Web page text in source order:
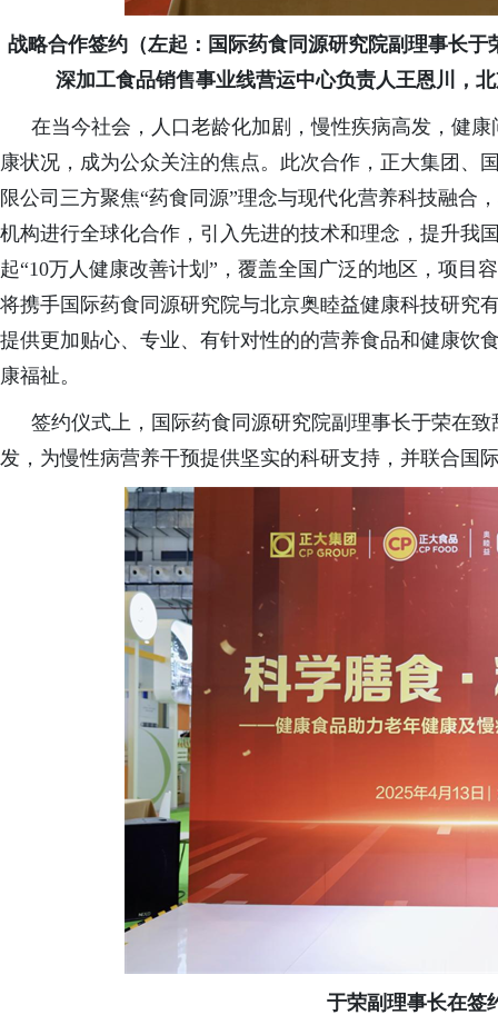
战略合作签约 （左起： 国际药食同源研究院副理事长于
深加工食品销售事业线营运中心负责人王恩川 ，
在当今社会，人口老龄化加剧，慢性疾病高发，健
康状况，成为公众关注的焦点。此次合作，正大集团、
限公司三方聚焦“药食同源”理念与现代化营养科技融合
机构进行全球化合作，引入先进的技术和理念，提升我
起“10万人健康改善计划”，覆盖全国广泛的地区， 项目
将携手国际药食同源研究院与北京奥睦益健康科技研究
提供更加贴心、专业、有针对性的的营养食品和健康饮
康福祉。
签约仪式上，国际药食同源研究院副理事长于荣在致
发，为慢性病营养干预提供坚实的科研支持，并联合国
于荣副理事长在签